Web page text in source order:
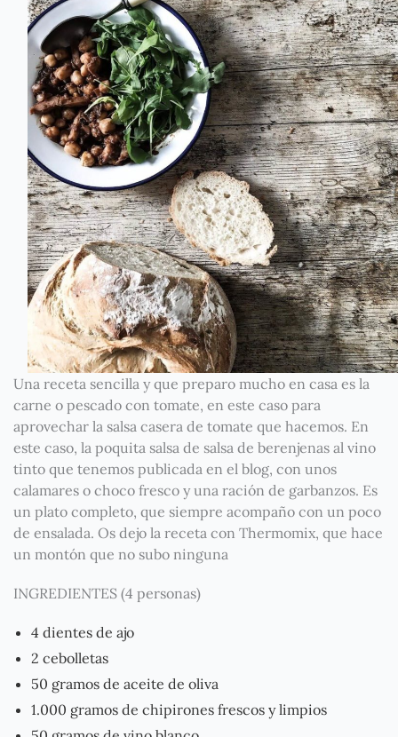
Una receta sencilla y que preparo mucho en casa es la
carne o pescado con tomate, en este caso para
aprovechar la salsa casera de tomate que hacemos. En
este caso, la poquita salsa de salsa de berenjenas al vino
tinto que tenemos publicada en el blog, con unos
calamares o choco fresco y una ración de garbanzos. Es
un plato completo, que siempre acompaño con un poco
de ensalada. Os dejo la receta con Thermomix, que hace
un montón que no subo ninguna
INGREDIENTES (4 personas)
4 dientes de ajo
2 cebolletas
50 gramos de aceite de oliva
1.000 gramos de chipirones frescos y limpios